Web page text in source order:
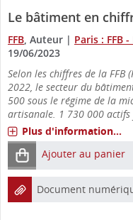
Le bâtiment en
FFB , Auteur | Paris : FFB
19/06/2023
Selon les chiffres de la FFB
2022, le secteur du
500 sous le régime de la
artisanale. 1 730 000
Plus d'information...
Ajouter au panier
Document